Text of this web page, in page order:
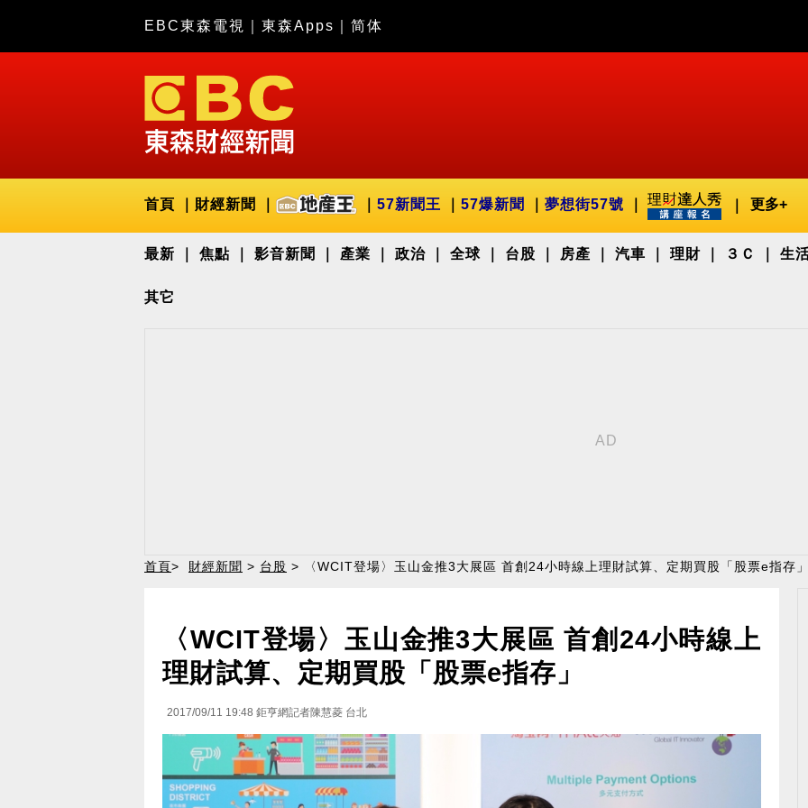
EBC東森電視 東森Apps 简体
首頁 財經新聞 57新聞王 57爆新聞 夢想街57號 更多+
最新 焦點 影音新聞 產業 政治 全球 台股 房產 汽車 理財 ３Ｃ 生
其它
首頁> 財經新聞 > 台股 > 〈WCIT登場〉玉山金推3大展區 首創24小時線上理財試算、定期買股「股票e指存
〈WCIT登場〉玉山金推3大展區 首創24小時線上
理財試算、定期買股「股票e指存」
2017/09/11 19:48 鉅亨網記者陳慧菱 台北